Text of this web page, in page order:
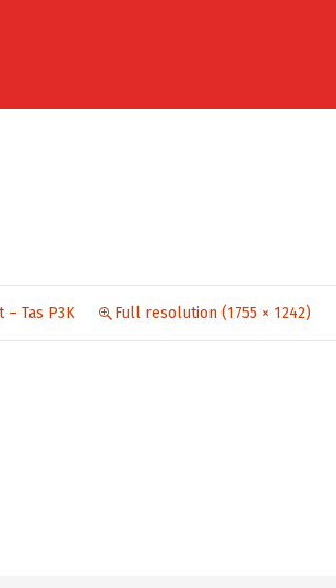
– Tas P3K Full resolution (1755 × 1242)